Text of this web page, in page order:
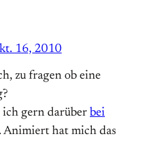
16, 2010
zu fragen ob eine
ich gern darüber bei
Animiert hat mich das